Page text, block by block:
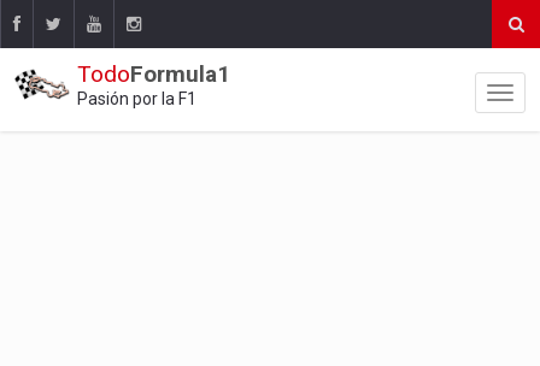
TodoFormula1
Pasión por la F1